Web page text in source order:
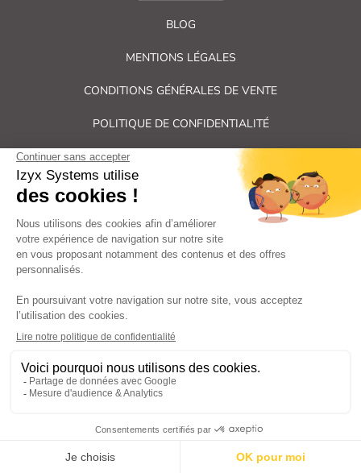
BLOG
MENTIONS LÉGALES
CONDITIONS GÉNÉRALES DE VENTE
POLITIQUE DE CONFIDENTIALITÉ
Tous droits réservés Izyx Systems ©
Contrôle des accès et verrouillage de porte : serrure électrique,
gâche électrique, ventouse électromagnétique